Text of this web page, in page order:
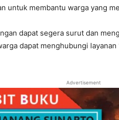
untuk membantu warga yang
dapat segera surut dan
dapat menghubungi
Advertisement